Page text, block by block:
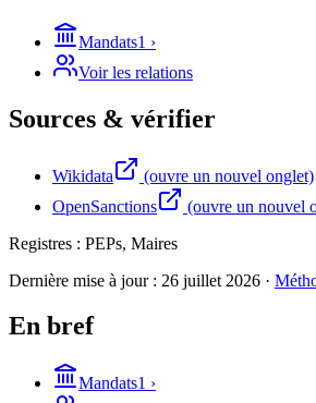
Mandats1 ›
Voir les relations
Sources & vérifier
Wikidata
(ouvre un nouvel onglet)
OpenSanctions
(ouvre un nouvel
Registres : PEPs, Maires
Dernière mise à jour : 26 juillet 2026 ·
En bref
Mandats1 ›